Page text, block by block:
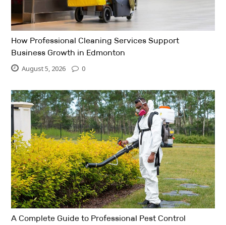
How Professional Cleaning Services Support
Business Growth in Edmonton
August 5, 2026 0
A Complete Guide to Professional Pest Control